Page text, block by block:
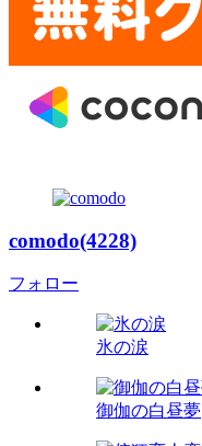
comodo(4228)
フォロー
氷の涙
御伽の白昼夢